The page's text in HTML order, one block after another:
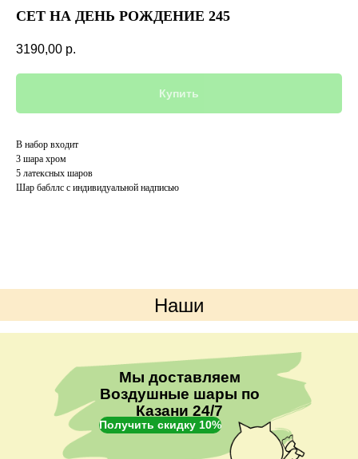
СЕТ НА ДЕНЬ РОЖДЕНИЕ 245
3190,00 р.
Купить
В набор входит
3 шара хром
5 латексных шаров
Шар бабллс с индивидуальной надписью
Наши
преимущества
Мы доставляем
Воздушные шары по
Казани 24/7
Получить скидку 10%